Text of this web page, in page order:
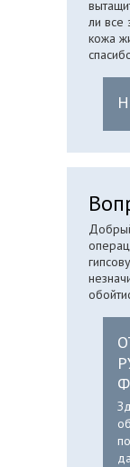
ли все
кожа